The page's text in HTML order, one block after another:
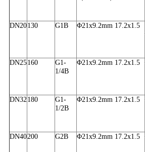
求
な
い
地
DN20130 G1B
Φ21x9.2mm 17.2x1.5
DN25160
G1-
1/4B
Φ21x9.2mm 17.2x1.5
DN32180
G1-
1/2B
Φ21x9.2mm 17.2x1.5
DN40200 G2B Φ21x9.2mm 17.2x1.5